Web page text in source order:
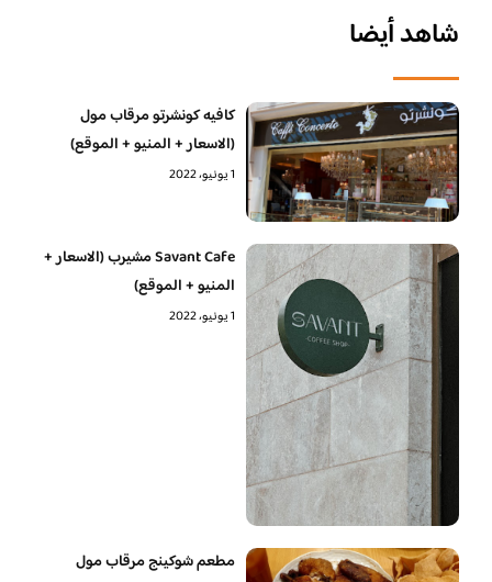
شاهد أيضا
كافيه كونشرتو مرقاب مول
(الاسعار + المنيو + الموقع)
1 يونيو، 2022
Savant Cafe مشيرب (الاسعار +
المنيو + الموقع)
1 يونيو، 2022
مطعم شوكينج مرقاب مول